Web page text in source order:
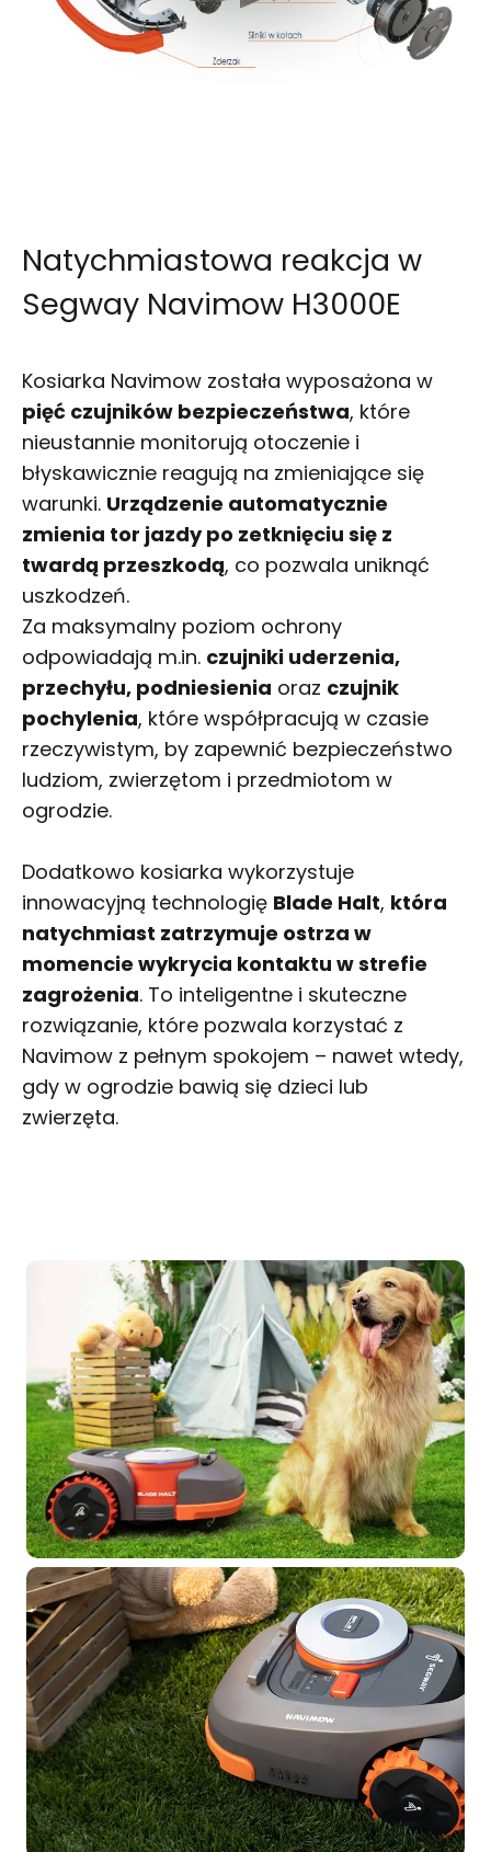
Natychmiastowa reakcja w
Segway Navimow H3000E
Kosiarka Navimow została wyposażona w
pięć czujników bezpieczeństwa, które
nieustannie monitorują otoczenie i
błyskawicznie reagują na zmieniające się
warunki. Urządzenie automatycznie
zmienia tor jazdy po zetknięciu się z
twardą przeszkodą, co pozwala uniknąć
uszkodzeń.
Za maksymalny poziom ochrony
odpowiadają m.in. czujniki uderzenia,
przechyłu, podniesienia oraz czujnik
pochylenia, które współpracują w czasie
rzeczywistym, by zapewnić bezpieczeństwo
ludziom, zwierzętom i przedmiotom w
ogrodzie.
Dodatkowo kosiarka wykorzystuje
innowacyjną technologię Blade Halt, która
natychmiast zatrzymuje ostrza w
momencie wykrycia kontaktu w strefie
zagrożenia. To inteligentne i skuteczne
rozwiązanie, które pozwala korzystać z
Navimow z pełnym spokojem – nawet wtedy,
gdy w ogrodzie bawią się dzieci lub
zwierzęta.